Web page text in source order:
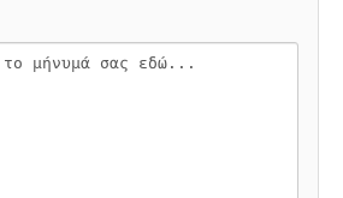
ΑΝΑΚΟΙΝΏΣΕΙΣ